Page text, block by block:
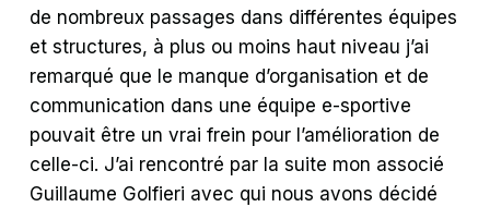
de nombreux passages dans différentes équipes
et structures, à plus ou moins haut niveau j’ai
remarqué que le manque d’organisation et de
communication dans une équipe e-sportive
pouvait être un vrai frein pour l’amélioration de
celle-ci. J’ai rencontré par la suite mon associé
Guillaume Golfieri avec qui nous avons décidé